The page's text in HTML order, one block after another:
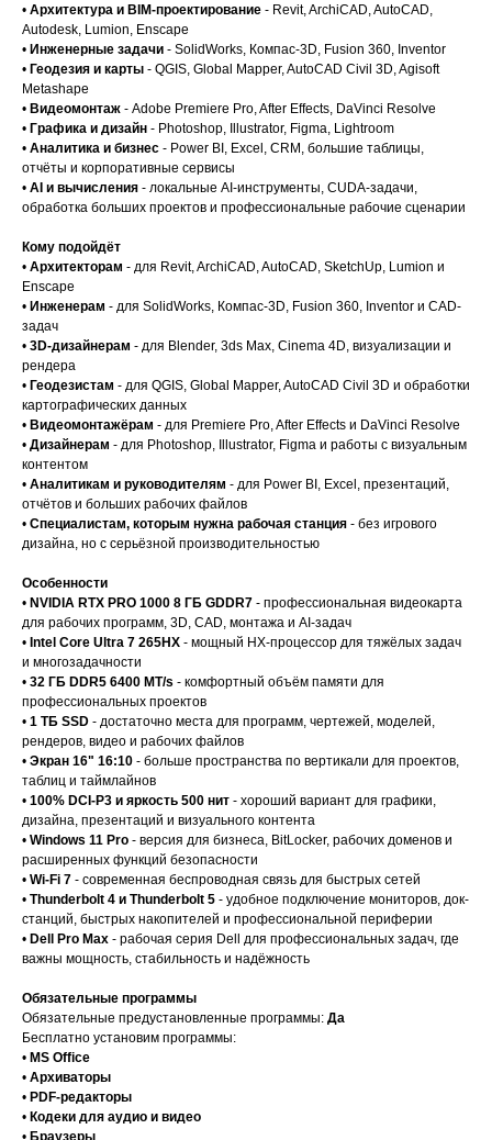
• Архитектура и BIM-проектирование - Revit, ArchiCAD, AutoCAD,
Autodesk, Lumion, Enscape
• Инженерные задачи - SolidWorks, Компас-3D, Fusion 360, Inventor
• Геодезия и карты - QGIS, Global Mapper, AutoCAD Civil 3D, Agisoft
Metashape
• Видеомонтаж - Adobe Premiere Pro, After Effects, DaVinci Resolve
• Графика и дизайн - Photoshop, Illustrator, Figma, Lightroom
• Аналитика и бизнес - Power BI, Excel, CRM, большие таблицы,
отчёты и корпоративные сервисы
• AI и вычисления - локальные AI-инструменты, CUDA-задачи,
обработка больших проектов и профессиональные рабочие сценарии
Кому подойдёт
• Архитекторам - для Revit, ArchiCAD, AutoCAD, SketchUp, Lumion и
Enscape
• Инженерам - для SolidWorks, Компас-3D, Fusion 360, Inventor и CAD-
задач
• 3D-дизайнерам - для Blender, 3ds Max, Cinema 4D, визуализации и
рендера
• Геодезистам - для QGIS, Global Mapper, AutoCAD Civil 3D и обработки
картографических данных
• Видеомонтажёрам - для Premiere Pro, After Effects и DaVinci Resolve
• Дизайнерам - для Photoshop, Illustrator, Figma и работы с визуальным
контентом
• Аналитикам и руководителям - для Power BI, Excel, презентаций,
отчётов и больших рабочих файлов
• Специалистам, которым нужна рабочая станция - без игрового
дизайна, но с серьёзной производительностью
Особенности
• NVIDIA RTX PRO 1000 8 ГБ GDDR7 - профессиональная видеокарта
для рабочих программ, 3D, CAD, монтажа и AI-задач
• Intel Core Ultra 7 265HX - мощный HX-процессор для тяжёлых задач
и многозадачности
• 32 ГБ DDR5 6400 MT/s - комфортный объём памяти для
профессиональных проектов
• 1 ТБ SSD - достаточно места для программ, чертежей, моделей,
рендеров, видео и рабочих файлов
• Экран 16" 16:10 - больше пространства по вертикали для проектов,
таблиц и таймлайнов
• 100% DCI-P3 и яркость 500 нит - хороший вариант для графики,
дизайна, презентаций и визуального контента
• Windows 11 Pro - версия для бизнеса, BitLocker, рабочих доменов и
расширенных функций безопасности
• Wi-Fi 7 - современная беспроводная связь для быстрых сетей
• Thunderbolt 4 и Thunderbolt 5 - удобное подключение мониторов, док-
станций, быстрых накопителей и профессиональной периферии
• Dell Pro Max - рабочая серия Dell для профессиональных задач, где
важны мощность, стабильность и надёжность
Обязательные программы
Обязательные предустановленные программы: Да
Бесплатно установим программы:
• MS Office
• Архиваторы
• PDF-редакторы
• Кодеки для аудио и видео